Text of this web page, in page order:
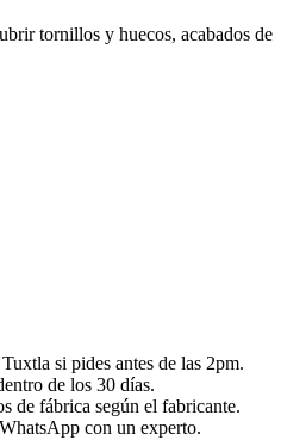
tornillos y huecos, acabados de
si pides antes de las 2pm.
de los 30 días.
de fábrica según el fabricante.
con un experto.